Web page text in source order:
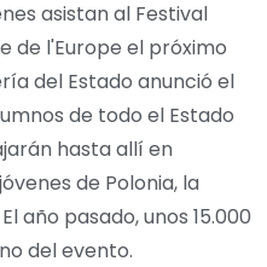
asistan al Festival
de l'Europe el próximo
del Estado anunció el
de todo el Estado
hasta allí en
de Polonia, la
año pasado, unos 15.000
del evento.